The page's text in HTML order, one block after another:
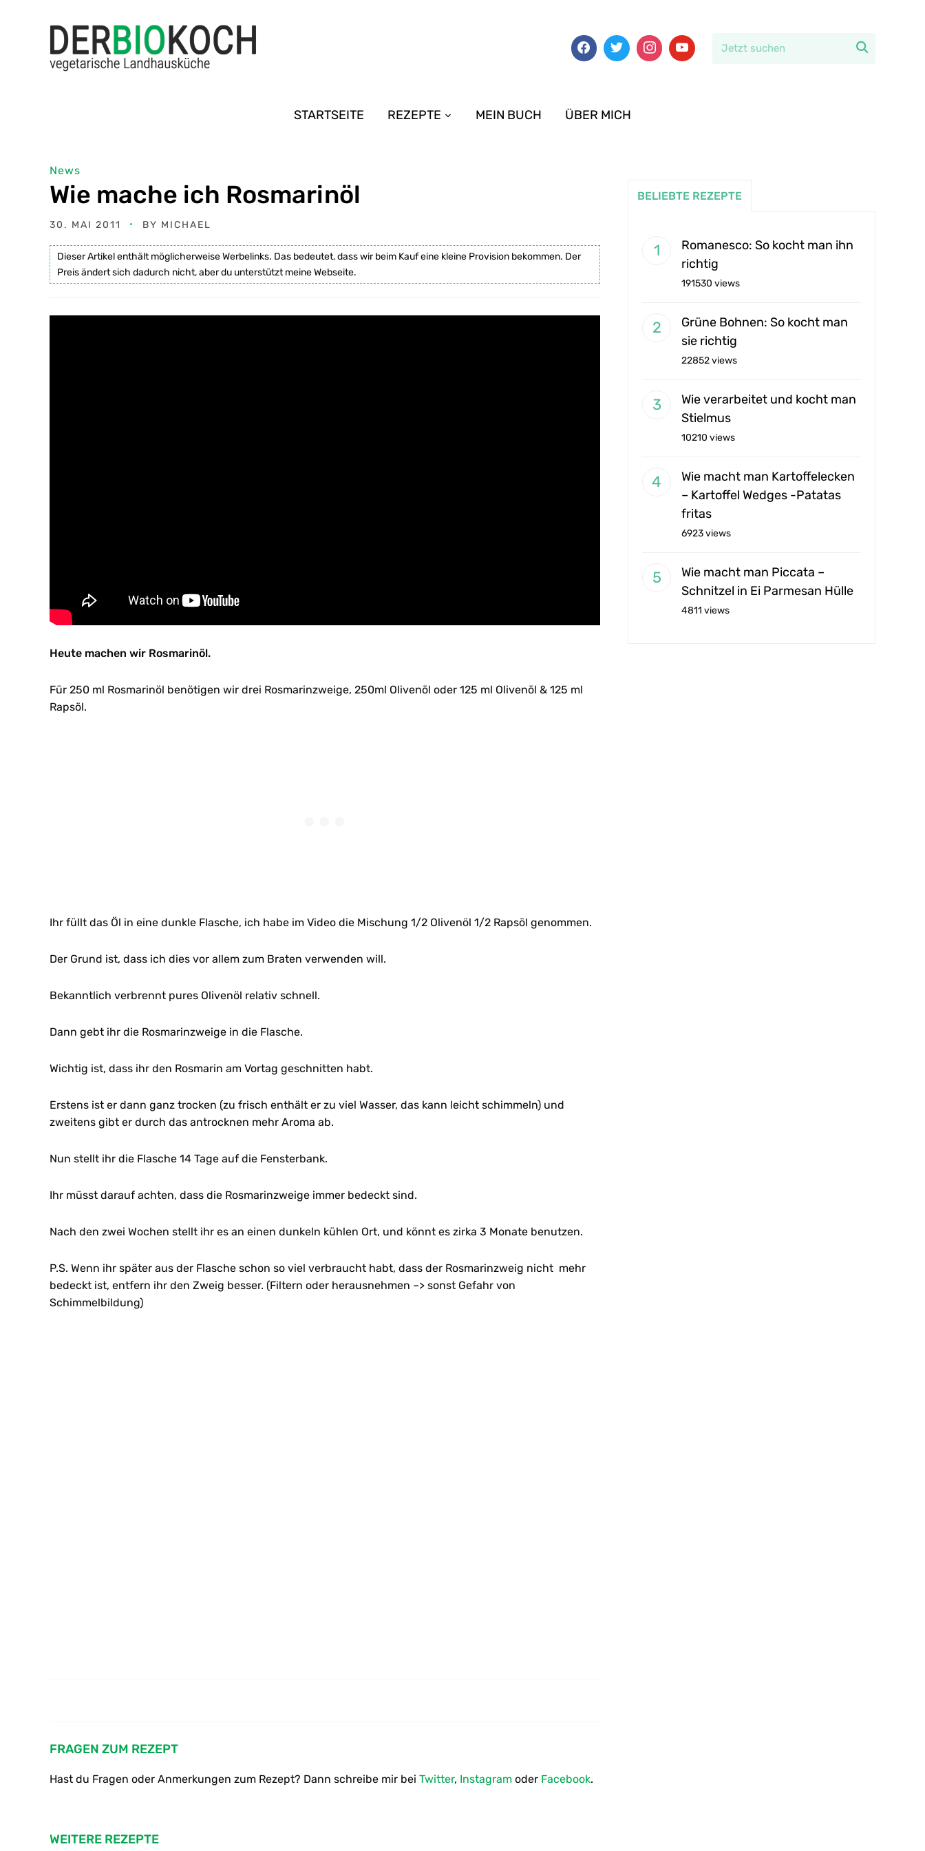

STARTSEITE REZEPTE MEIN BUCH ÜBER MICH
News
Wie mache ich Rosmarinöl
30. MAI 2011 BY MICHAEL
Dieser Artikel enthält möglicherweise Werbelinks. Das bedeutet, dass wir beim Kauf eine kleine Provision bekommen. Der
Preis ändert sich dadurch nicht, aber du unterstützt meine Webseite.
Heute machen wir Rosmarinöl.
Für 250 ml Rosmarinöl benötigen wir drei Rosmarinzweige, 250ml Olivenöl oder 125 ml Olivenöl & 125 ml
Rapsöl.
Ihr füllt das Öl in eine dunkle Flasche, ich habe im Video die Mischung 1/2 Olivenöl 1/2 Rapsöl genommen.
Der Grund ist, dass ich dies vor allem zum Braten verwenden will.
Bekanntlich verbrennt pures Olivenöl relativ schnell.
Dann gebt ihr die Rosmarinzweige in die Flasche.
Wichtig ist, dass ihr den Rosmarin am Vortag geschnitten habt.
Erstens ist er dann ganz trocken (zu frisch enthält er zu viel Wasser, das kann leicht schimmeln) und
zweitens gibt er durch das antrocknen mehr Aroma ab.
Nun stellt ihr die Flasche 14 Tage auf die Fensterbank.
Ihr müsst darauf achten, dass die Rosmarinzweige immer bedeckt sind.
Nach den zwei Wochen stellt ihr es an einen dunkeln kühlen Ort, und könnt es zirka 3 Monate benutzen.
P.S. Wenn ihr später aus der Flasche schon so viel verbraucht habt, dass der Rosmarinzweig nicht mehr
bedeckt ist, entfern ihr den Zweig besser. (Filtern oder herausnehmen –> sonst Gefahr von
Schimmelbildung)
FRAGEN ZUM REZEPT
Hast du Fragen oder Anmerkungen zum Rezept? Dann schreibe mir bei Twitter, Instagram oder Facebook.
WEITERE REZEPTE
BELIEBTE REZEPTE
Romanesco: So kocht man ihn
richtig
191530 views
Grüne Bohnen: So kocht man
sie richtig
22852 views
Wie verarbeitet und kocht man
Stielmus
10210 views
Wie macht man Kartoffelecken
– Kartoffel Wedges -Patatas
fritas
6923 views
Wie macht man Piccata –
Schnitzel in Ei Parmesan Hülle
4811 views